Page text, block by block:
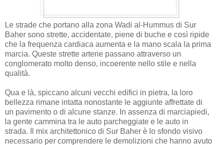
Le strade che portano alla zona Wadi al-Hummus di Sur
Baher sono strette, accidentate, piene di buche e così ripide
che la frequenza cardiaca aumenta e la mano scala la prima
marcia. Queste strette arterie passano attraverso un
conglomerato molto denso, incoerente nello stile e nella
qualità.
Qua e là, spiccano alcuni vecchi edifici in pietra, la loro
bellezza rimane intatta nonostante le aggiunte affrettate di
un pavimento o di alcune stanze. In assenza di marciapiedi,
la gente cammina tra le auto parcheggiate e le auto in
strada. Il mix architettonico di Sur Baher è lo sfondo visivo
necessario per comprendere le demolizioni che hanno avuto